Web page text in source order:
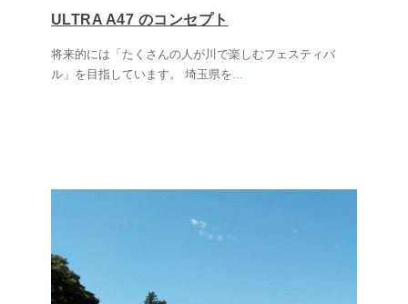
ULTRA A47 のコンセプト
将来的には「たくさんの人が川で楽しむフェスティバ
ル」を目指しています。 埼玉県を...